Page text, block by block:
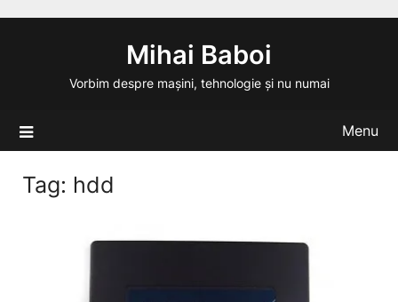
Mihai Baboi
Vorbim despre mașini, tehnologie și nu numai
Menu
Tag: hdd